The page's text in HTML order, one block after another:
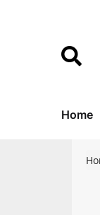
Home